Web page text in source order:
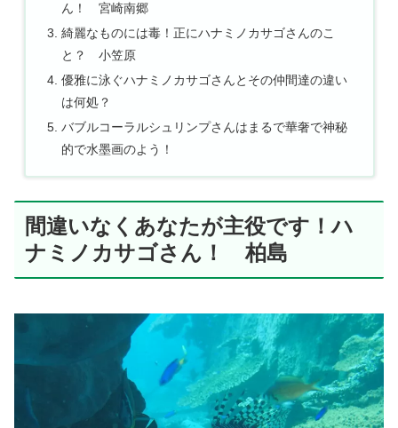
ん！ 宮崎南郷
綺麗なものには毒！正にハナミノカサゴさんのこ
と？ 小笠原
優雅に泳ぐハナミノカサゴさんとその仲間達の違い
は何処？
バブルコーラルシュリンプさんはまるで華奢で神秘
的で水墨画のよう！
間違いなくあなたが主役です！ハ
ナミノカサゴさん！ 柏島